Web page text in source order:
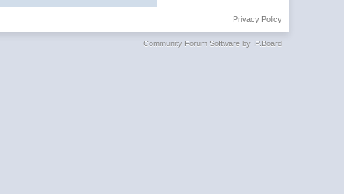
Privacy Policy
Community Forum Software by IP.Board